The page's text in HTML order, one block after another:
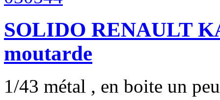
SOLIDO RENAULT
moutarde
1/43 métal , en boite un